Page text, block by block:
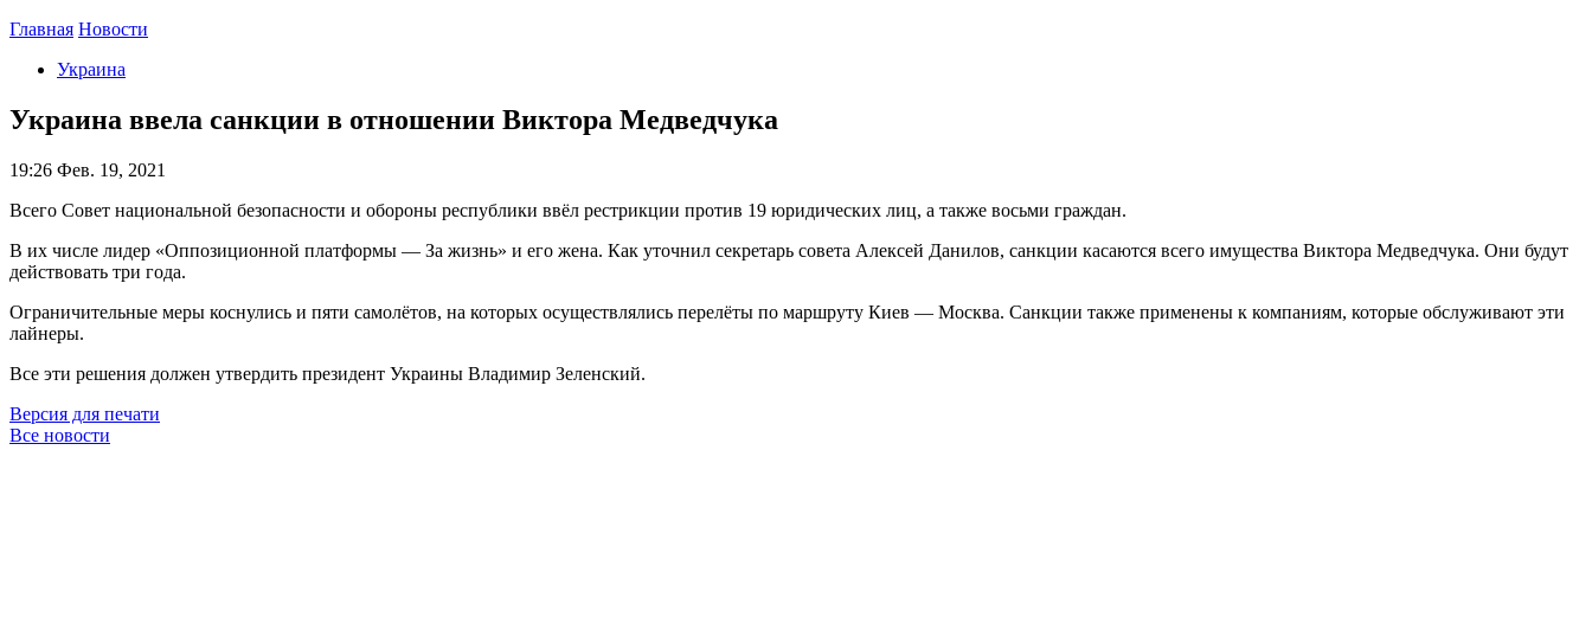
Главная Новости
Украина
Украина ввела санкции в отношении Виктора Медведчука
19:26 Фев. 19, 2021
Всего Совет национальной безопасности и обороны республики ввёл рестрикции против 19 юридических лиц, а также восьми граждан.
В их числе лидер «Оппозиционной платформы — За жизнь» и его жена. Как уточнил секретарь совета Алексей Данилов, санкции касаются всего имущества Виктора Медведчука. Они будут
действовать три года.
Ограничительные меры коснулись и пяти самолётов, на которых осуществлялись перелёты по маршруту Киев — Москва. Санкции также применены к компаниям, которые обслуживают эти
лайнеры.
Все эти решения должен утвердить президент Украины Владимир Зеленский.
Версия для печати
Все новости